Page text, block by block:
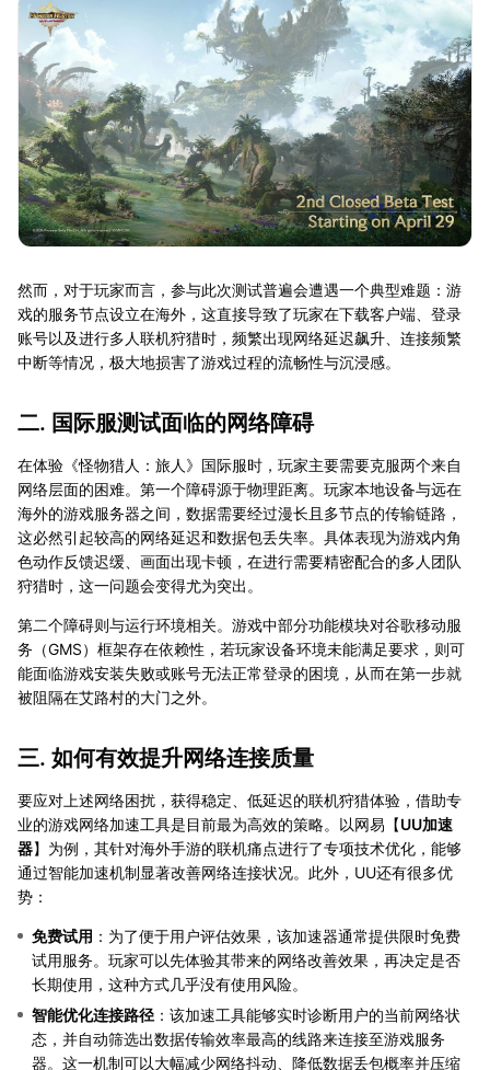
然而，对于玩家而言，参与此次测试普遍会遭遇一个典型难题：游
戏的服务节点设立在海外，这直接导致了玩家在下载客户端、登录
账号以及进行多人联机狩猎时，频繁出现网络延迟飙升、连接频繁
中断等情况，极大地损害了游戏过程的流畅性与沉浸感。
二. 国际服测试面临的网络障碍
在体验《怪物猎人：旅人》国际服时，玩家主要需要克服两个来自
网络层面的困难。第一个障碍源于物理距离。玩家本地设备与远在
海外的游戏服务器之间，数据需要经过漫长且多节点的传输链路，
这必然引起较高的网络延迟和数据包丢失率。具体表现为游戏内角
色动作反馈迟缓、画面出现卡顿，在进行需要精密配合的多人团队
狩猎时，这一问题会变得尤为突出。
第二个障碍则与运行环境相关。游戏中部分功能模块对谷歌移动服
务（GMS）框架存在依赖性，若玩家设备环境未能满足要求，则可
能面临游戏安装失败或账号无法正常登录的困境，从而在第一步就
被阻隔在艾路村的大门之外。
三. 如何有效提升网络连接质量
要应对上述网络困扰，获得稳定、低延迟的联机狩猎体验，借助专
业的游戏网络加速工具是目前最为高效的策略。以网易【UU加速
器】为例，其针对海外手游的联机痛点进行了专项技术优化，能够
通过智能加速机制显著改善网络连接状况。此外，UU还有很多优
势：
免费试用 ：为了便于用户评估效果，该加速器通常提供限时免费
试用服务。玩家可以先体验其带来的网络改善效果，再决定是否
长期使用，这种方式几乎没有使用风险。
智能优化连接路径 ：该加速工具能够实时诊断用户的当前网络状
态，并自动筛选出数据传输效率最高的线路来连接至游戏服务
器。这一机制可以大幅减少网络抖动、降低数据丢包概率并压缩